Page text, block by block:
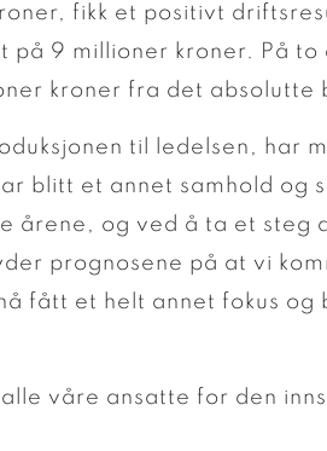
fikk et positivt
på 9 millioner kroner. På
kroner fra det absolutte
til ledelsen, har
blitt et annet samhold og
årene, og ved å ta et steg
prognosene på at vi
fått et helt annet fokus og
våre ansatte for den